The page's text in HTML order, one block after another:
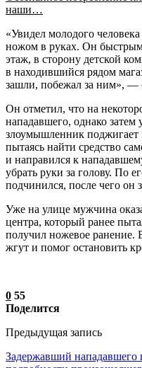
наши…
«Увидел молодого
ножом в руках. Он
этаж, в сторону детской
в находившийся рядом
зашли, побежал за ним», —
Он отметил, что на
нападавшего, однако
злоумышленник поджигает
пытаясь найти средство
и направился к
убрать руки за голову. По
подчинился, после чего он
Уже на улице мужчина
центра, который ранее
получил ножевое ранение.
жгут и помог остановить
0 55
Поделится
Предыдущая запись
Задержавший нападавшего